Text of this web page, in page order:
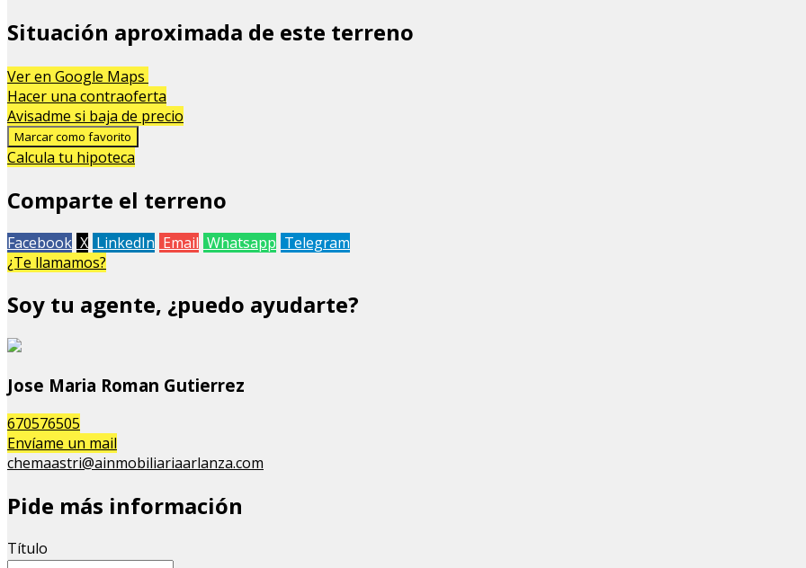
Situación aproximada de este terreno
+
−
Ver en Google Maps
Hacer una contraoferta
Avisadme si baja de precio
Marcar como favorito
Calcula tu hipoteca
Comparte el terreno
Facebook X LinkedIn Email Whatsapp Telegram
¿Te llamamos?
Soy tu agente, ¿puedo ayudarte?
Jose Maria Roman Gutierrez
670576505
Envíame un mail
chemaastri@ainmobiliariaarlanza.com
Pide más información
Título